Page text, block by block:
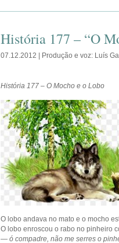
História 177 – “O
07.12.2012 | Produção e voz: Luís
História 177 – O Mocho e o Lobo
O lobo andava no mato e o mocho
O lobo enroscou o rabo no pinheiro
— ó compadre, não me serres o